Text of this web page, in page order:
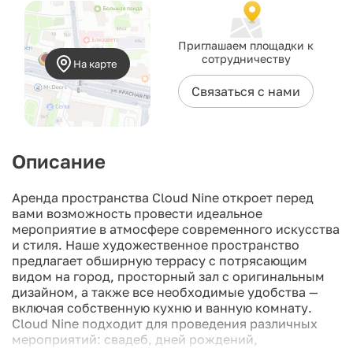
На карте
Приглашаем площадки к
сотрудничеству
Связаться с нами
Описание
Аренда пространства Cloud Nine откроет перед
вами возможность провести идеальное
мероприятие в атмосфере современного искусства
и стиля. Наше художественное пространство
предлагает обширную террасу с потрясающим
видом на город, просторный зал с оригинальным
дизайном, а также все необходимые удобства —
включая собственную кухню и ванную комнату.
Cloud Nine подходит для проведения различных
мероприятий: свадеб, дней рождений,